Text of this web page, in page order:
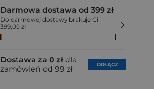
Darmowa dostawa od 399 zł
Do darmowej dostawy brakuje Ci
399,00 zł
Dostawa za 0 zł dla
zamówień od 99 zł
DOŁĄCZ